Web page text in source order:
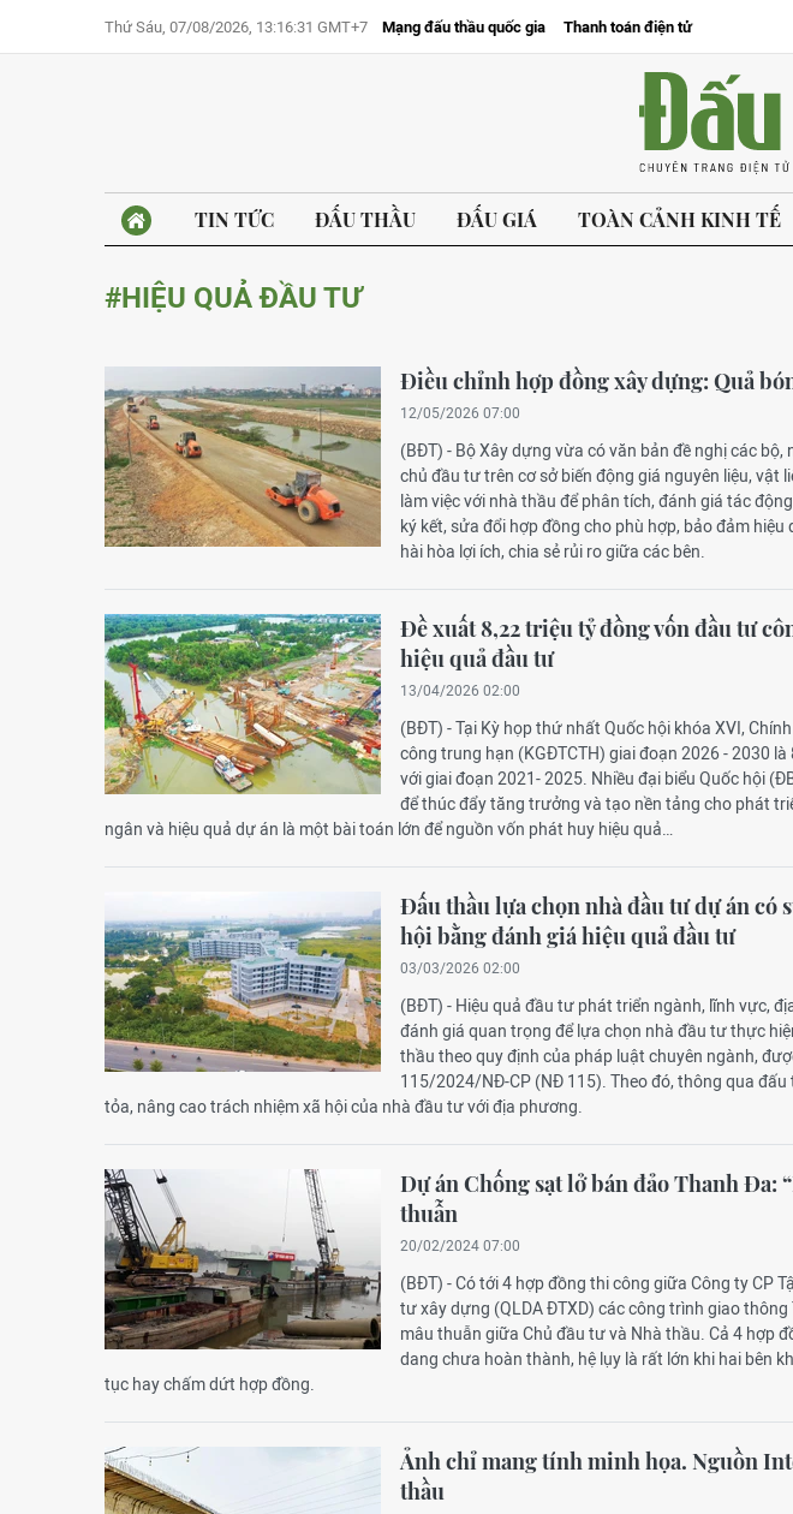
Thứ Sáu, 07/08/2026, 13:16:31 GMT+7 Mạng đấu thầu quốc gia Thanh toán điện tử
TIN TỨC ĐẤU THẦU ĐẤU GIÁ TOÀN CẢNH KINH TẾ
#HIỆU QUẢ ĐẦU TƯ
Điều chỉnh hợp đồng xây dựng: Quả
12/05/2026 07:00
(BĐT) - Bộ Xây dựng vừa có văn bản đề nghị các
chủ đầu tư trên cơ sở biến động giá nguyên liệu, vật
làm việc với nhà thầu để phân tích, đánh giá tác
ký kết, sửa đổi hợp đồng cho phù hợp, bảo đảm
hài hòa lợi ích, chia sẻ rủi ro giữa các bên.
Đề xuất 8,22 triệu tỷ đồng vốn đầu tư
hiệu quả đầu tư
13/04/2026 02:00
(BĐT) - Tại Kỳ họp thứ nhất Quốc hội khóa XVI,
công trung hạn (KGĐTCTH) giai đoạn 2026 - 2030
với giai đoạn 2021- 2025. Nhiều đại biểu Quốc hội
để thúc đẩy tăng trưởng và tạo nền tảng cho phát
ngân và hiệu quả dự án là một bài toán lớn để nguồn vốn phát huy hiệu quả…
Đấu thầu lựa chọn nhà đầu tư dự án có
hội bằng đánh giá hiệu quả đầu tư
03/03/2026 02:00
(BĐT) - Hiệu quả đầu tư phát triển ngành, lĩnh vực,
đánh giá quan trọng để lựa chọn nhà đầu tư thực
thầu theo quy định của pháp luật chuyên ngành,
115/2024/NĐ-CP (NĐ 115). Theo đó, thông qua
tỏa, nâng cao trách nhiệm xã hội của nhà đầu tư với địa phương.
Dự án Chống sạt lở bán đảo Thanh Đa:
thuẫn
20/02/2024 07:00
(BĐT) - Có tới 4 hợp đồng thi công giữa Công ty CP
tư xây dựng (QLDA ĐTXD) các công trình giao thông
mâu thuẫn giữa Chủ đầu tư và Nhà thầu. Cả 4 hợp
dang chưa hoàn thành, hệ lụy là rất lớn khi hai bên
tục hay chấm dứt hợp đồng.
Ảnh chỉ mang tính minh họa. Nguồn
thầu